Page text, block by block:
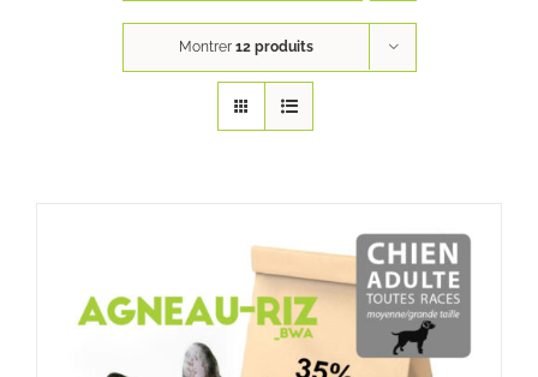
Montrer 12 produits